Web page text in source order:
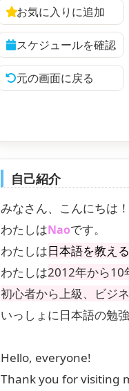
お気に入りに追加
スケジュールを確認
元の画面に戻る
自己紹介
みなさん、こんにちは！
わたしはNaoです。
わたしは日本語を教え
わたしは2012年から10
初心者から上級、ビジ
いっしょに日本語の勉
Hello, everyone!
Thank you for visiting